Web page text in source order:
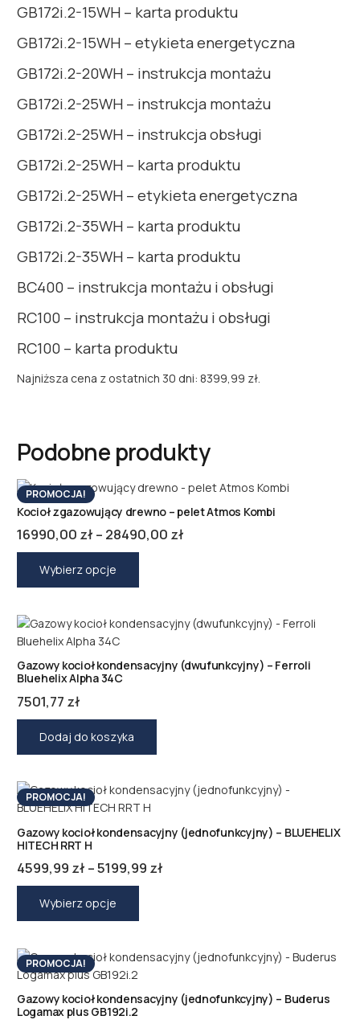
GB172i.2-15WH – karta produktu
GB172i.2-15WH – etykieta energetyczna
GB172i.2-20WH – instrukcja montażu
GB172i.2-25WH – instrukcja montażu
GB172i.2-25WH – instrukcja obsługi
GB172i.2-25WH – karta produktu
GB172i.2-25WH – etykieta energetyczna
GB172i.2-35WH – karta produktu
GB172i.2-35WH – karta produktu
BC400 – instrukcja montażu i obsługi
RC100 – instrukcja montażu i obsługi
RC100 – karta produktu
Najniższa cena z ostatnich 30 dni: 8399,99 zł.
Podobne produkty
PROMOCJA!
Kocioł zgazowujący drewno – pelet Atmos Kombi
16990,00 zł – 28490,00 zł
28490,00 zł
Wybierz opcje
wariantów.
wybrać
Gazowy kocioł kondensacyjny (dwufunkcyjny) – Ferroli
Bluehelix Alpha 34C
7501,77 zł
Dodaj do koszyka
PROMOCJA!
Gazowy kocioł kondensacyjny (jednofunkcyjny) – BLUEHELIX
HITECH RRT H
4599,99 zł –5199,99 zł
5199,99 zł
Wybierz opcje
wariantów.
wybrać
PROMOCJA!
Gazowy kocioł kondensacyjny (jednofunkcyjny) – Buderus
Logamax plus GB192i.2